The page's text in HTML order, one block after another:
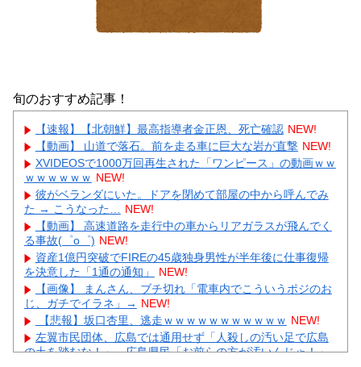
旬のおすすめ記事！
【速報】【北朝鮮】最高指導者金正恩、死亡確認 NEW!
【動画】 山道で落石。前を走る車に巨大な岩が直撃 NEW!
XVIDEOSで1000万回再生された「ワンピース」の動画ｗｗ
ｗｗｗｗｗｗ NEW!
彼がベランダにいた。ドアを閉めて部屋の中から呼んでみ
た → こうなった…
NEW!
【動画】 高速道路を走行中の車からリアガラスが飛んでく
る事故(゜o゜) NEW!
資産1億円突破でFIREの45歳独身男性が半年後に仕事復帰
を決意した「1通の通知」
NEW!
【画像】 まんさん、ブチ切れ「電車内でこういうポジのお
じ、ガチでイラネ」→ NEW!
【悲報】坂口杏里、逃走ｗｗｗｗｗｗｗｗｗｗｗ NEW!
左翼市民団体、広島では通用せず「人殺しの汚い足で広島
の土を踏むな！」→広島県民「お前らの方が汚いんじゃ！」